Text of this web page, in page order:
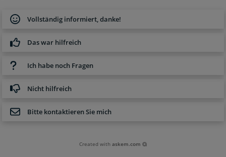
Vollständig informiert, danke!
Das war hilfreich
Ich habe noch Fragen
Nicht hilfreich
Bitte kontaktieren Sie mich
Created withaskem.com